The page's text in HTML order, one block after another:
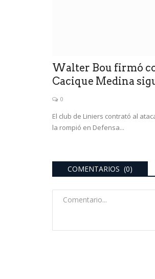
Walter Bou firmó
Cacique Medina
0
El club de Liniers contrató al
la rompió en Defensa...
COMENTARIOS (0)